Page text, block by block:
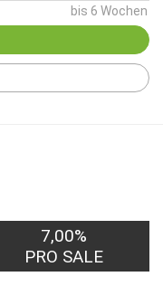
bis 6 Wochen
7,00%
PRO SALE